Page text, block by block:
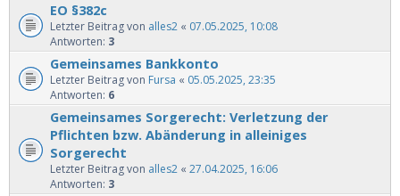
EO §382c
Letzter Beitrag von alles2 « 07.05.2025, 10:08
Antworten: 3
Gemeinsames Bankkonto
Letzter Beitrag von Fursa « 05.05.2025, 23:35
Antworten: 6
Gemeinsames Sorgerecht: Verletzung der
Pflichten bzw. Abänderung in alleiniges
Sorgerecht
Letzter Beitrag von alles2 « 27.04.2025, 16:06
Antworten: 3